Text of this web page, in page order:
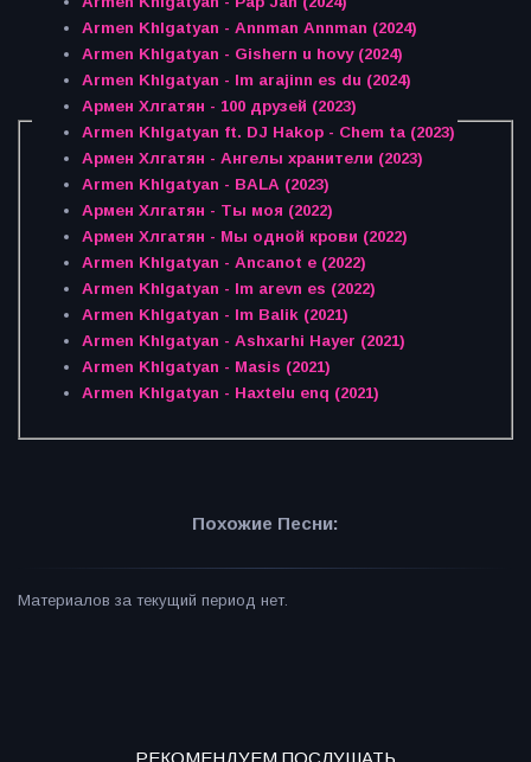
Armen Khlgatyan - Annman Annman (2024)
Armen Khlgatyan - Gishern u hovy (2024)
Armen Khlgatyan - Im arajinn es du (2024)
Армен Хлгатян - 100 друзей (2023)
Armen Khlgatyan ft. DJ Hakop - Chem ta (2023)
Армен Хлгатян - Ангелы хранители (2023)
Armen Khlgatyan - BALA (2023)
Армен Хлгатян - Ты моя (2022)
Армен Хлгатян - Мы одной крови (2022)
Armen Khlgatyan - Ancanot e (2022)
Armen Khlgatyan - Im arevn es (2022)
Armen Khlgatyan - Im Balik (2021)
Armen Khlgatyan - Ashxarhi Hayer (2021)
Armen Khlgatyan - Masis (2021)
Armen Khlgatyan - Haxtelu enq (2021)
Похожие Песни:
Материалов за текущий период нет.